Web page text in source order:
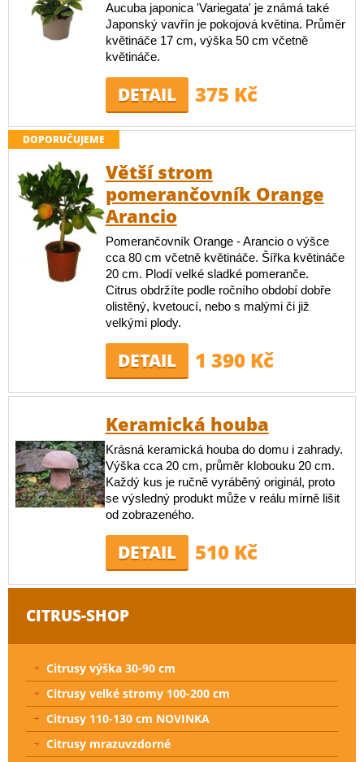
Aucuba japonica 'Variegata' je známá také
Japonský vavřín je pokojová květina. Průměr
květináče 17 cm, výška 50 cm včetně
květináče.
DETAIL 375 Kč
DOPORUČUJEME
Větší strom
pomerančovník Orange
Arancio
Pomerančovník Orange - Arancio o výšce
cca 80 cm včetně květináče. Šířka květináče
20 cm. Plodí velké sladké pomeranče.
Citrus obdržíte podle ročního období dobře
olistěný, kvetoucí, nebo s malými či již
velkými plody.
DETAIL 1 390 Kč
Keramická houba
Krásná keramická houba do domu i zahrady.
Výška cca 20 cm, průměr klobouku 20 cm.
Každý kus je ručně vyráběný originál, proto
se výsledný produkt může v reálu mírně lišit
od zobrazeného.
DETAIL 510 Kč
CITRUS-SHOP
Citrusy výška 30-90 cm
Citrusy velké stromy 100-200 cm
Citrusy 110-130 cm NOVINKA
Citrusy mrazuvzdorné